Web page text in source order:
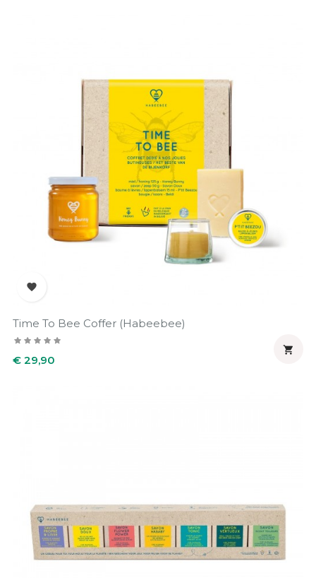

Time To Bee Coffer (Habeebee)
Prijs
€ 29,90
